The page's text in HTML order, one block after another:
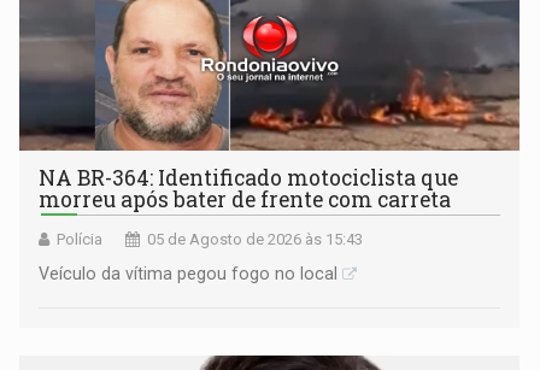
NA BR-364: Identificado motociclista que
morreu após bater de frente com carreta
Polícia 05 de Agosto de 2026 às 15:43
Veículo da vítima pegou fogo no local